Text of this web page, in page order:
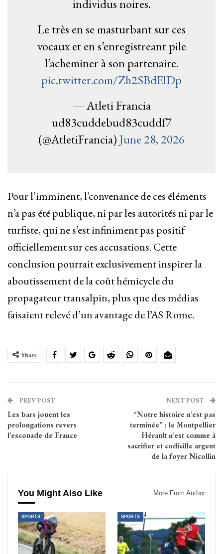
individus noires.
Le très en se masturbant sur ces
vocaux et en s’enregistreant pile
l’acheminer à son partenaire.
pic.twitter.com/Zh2SBdElDp
— Atleti Francia
ud83cuddebud83cuddf7
(@AtletiFrancia)June 28, 2026
Pour l’imminent, l’convenance de ces éléments
n’a pas été publique, ni par les autorités ni par le
turfiste, qui ne s’est infiniment pas positif
officiellement sur ces accusations. Cette
conclusion pourrait exclusivement inspirer la
aboutissement de la coût hémicycle du
propagateur transalpin, plus que des médias
faisaient relevé d’un avantage de l’AS Rome.
Share
PREV POST
Les bars jouent les
prolongations revers
l’escouade de France
NEXT POST
“Notre histoire n’est pas
terminée” : le Montpellier
Hérault n’est comme à
sacrifier et codicille argent
de la foyer Nicollin
You Might Also Like More From Author
SPORTS SPORTS